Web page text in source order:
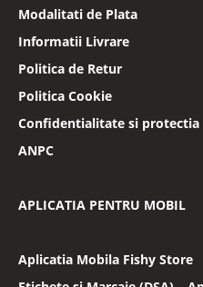
Modalitati de Plata
Informatii Livrare
Politica de Retur
Politica Cookie
Confidentialitate si
ANPC
APLICATIA PENTRU MOBIL
Aplicatia Mobila Fishy Store